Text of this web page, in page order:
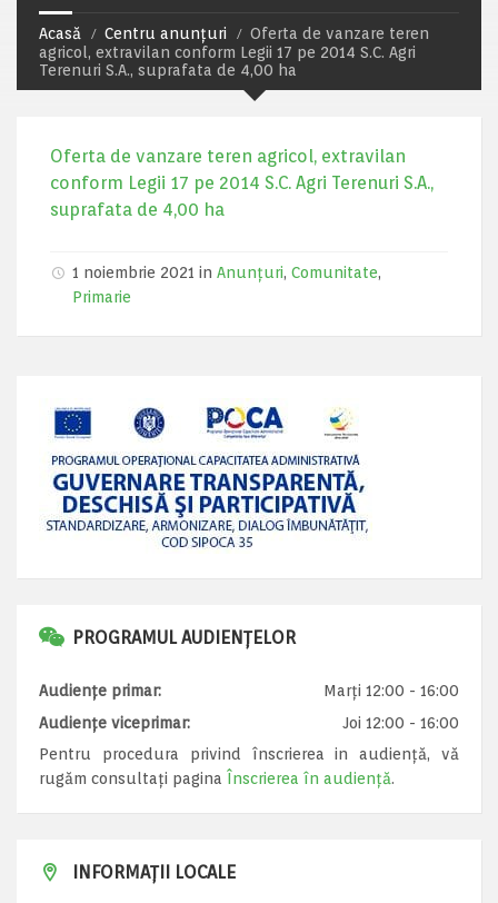
Acasă Centru anunțuri
Oferta de vanzare teren
agricol, extravilan conform Legii 17 pe 2014 S.C. Agri
Terenuri S.A., suprafata de 4,00 ha
Oferta de vanzare teren agricol, extravilan
conform Legii 17 pe 2014 S.C. Agri Terenuri S.A.,
suprafata de 4,00 ha
1 noiembrie 2021 in Anunțuri, Comunitate,
Primarie
PROGRAMUL AUDIENȚELOR
Audiențe primar:
Marți 12:00 - 16:00
Audiențe viceprimar:
Joi 12:00 - 16:00
Pentru procedura privind înscrierea in audiență, vă
rugăm consultați pagina Înscrierea în audiență.
INFORMAȚII LOCALE